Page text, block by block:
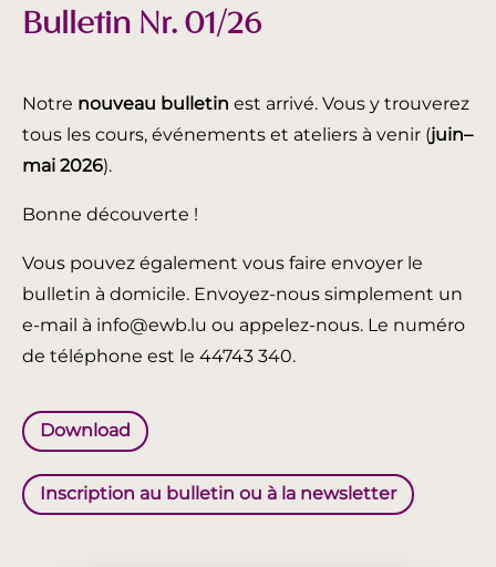
Bulletin Nr. 01/26
Notre nouveau bulletin est arrivé. Vous y trouverez
tous les cours, événements et ateliers à venir (juin–
mai 2026).
Bonne découverte !
Vous pouvez également vous faire envoyer le
bulletin à domicile. Envoyez-nous simplement un
e-mail à info@ewb.lu ou appelez-nous. Le numéro
de téléphone est le 44743 340.
Download
Inscription au bulletin ou à la newsletter